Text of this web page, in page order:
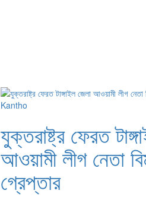
যুক্তরাষ্ট্র ফেরত
আওয়ামী লীগ নেতা
গ্রেপ্তার